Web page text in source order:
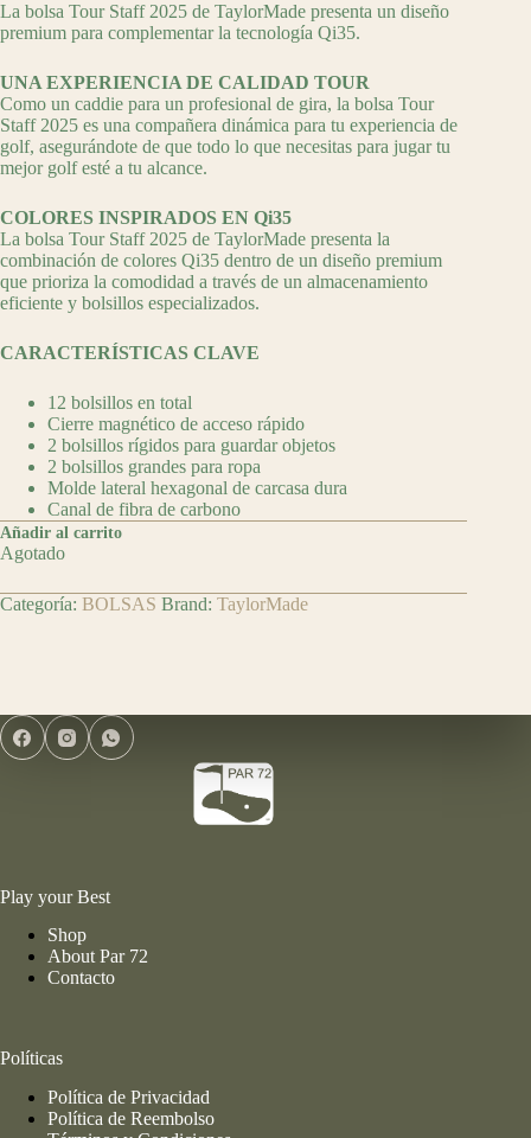
La bolsa Tour Staff 2025 de TaylorMade presenta un diseño
premium para complementar la tecnología Qi35.
UNA EXPERIENCIA DE CALIDAD TOUR
Como un caddie para un profesional de gira, la bolsa Tour
Staff 2025 es una compañera dinámica para tu experiencia de
golf, asegurándote de que todo lo que necesitas para jugar tu
mejor golf esté a tu alcance.
COLORES INSPIRADOS EN Qi35
La bolsa Tour Staff 2025 de TaylorMade presenta la
combinación de colores Qi35 dentro de un diseño premium
que prioriza la comodidad a través de un almacenamiento
eficiente y bolsillos especializados.
CARACTERÍSTICAS CLAVE
12 bolsillos en total
Cierre magnético de acceso rápido
2 bolsillos rígidos para guardar objetos
2 bolsillos grandes para ropa
Molde lateral hexagonal de carcasa dura
Canal de fibra de carbono
Añadir al carrito
Agotado
Categoría: BOLSAS Brand: TaylorMade
Play your Best
Shop
About Par 72
Contacto
Políticas
Política de Privacidad
Política de Reembolso